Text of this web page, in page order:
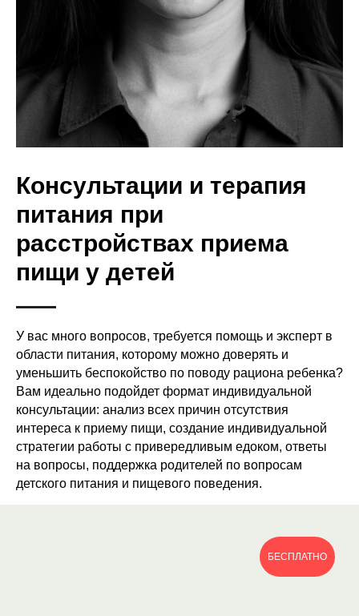
Консультации и терапия
питания при
расстройствах приема
пищи у детей
У вас много вопросов, требуется помощь и эксперт в
области питания, которому можно доверять и
уменьшить беспокойство по поводу рациона ребенка?
Вам идеально подойдет формат индивидуальной
консультации: анализ всех причин отсутствия
интереса к приему пищи, создание индивидуальной
стратегии работы с привередливым едоком, ответы
на вопросы, поддержка родителей по вопросам
детского питания и пищевого поведения.
БЕСПЛАТНО